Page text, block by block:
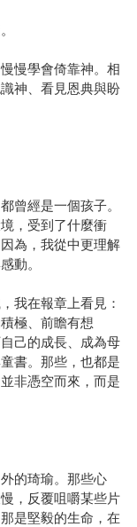
慢學會倚靠神。相
神、看見恩典與盼
曾經是一個孩子。
，受到了什麼衝
為，我從中更理解
動。
我在報章上看見：
極、前瞻有想
己的成長、成為母
書。那些，也都是
非憑空而來，而是
的琦瑜。那些心
，反覆咀嚼某些片
是堅毅的生命，在